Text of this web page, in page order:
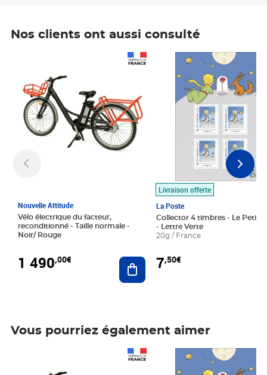
Nos clients ont aussi consulté
Nouvelle Attitude
Vélo électrique du facteur,
reconditionné - Taille normale -
Noir/ Rouge
1 490,00€ Ajouter au panier
Livraison offerte
La Poste
Collector 4 timbres - Le Petit
- Lettre Verte
20g / France
7,50€
Prix 7,50€
Vous pourriez également aimer
Prix 7,50€